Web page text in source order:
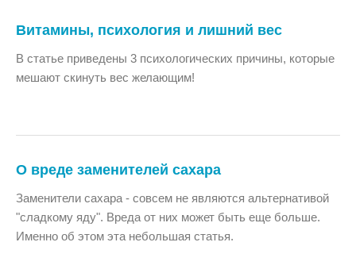
Витамины, психология и лишний вес
В статье приведены 3 психологических причины, которые
мешают скинуть вес желающим!
О вреде заменителей сахара
Заменители сахара - совсем не являются альтернативой
"сладкому яду". Вреда от них может быть еще больше.
Именно об этом эта небольшая статья.